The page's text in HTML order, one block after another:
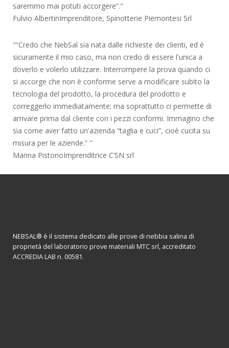
saremmo mai potuti accorgere”.
Fulvio AlbertinImprenditore, Spinotterie Piemontesi Srl
“Credo che NebSal sia nata dalle richieste dei clienti, ed è
sicuramente il mio caso, ma non credo di essere l'unica a
doverlo e volerlo utilizzare. Interrompere la prova quando ci
si accorge che non è conforme serve a modificare subito la
tecnologia del prodotto, la procedura del prodotto e
correggerlo immediatamente; ma soprattutto ci permette di
arrivare prima dal cliente con i pezzi conformi. Immagino che
sia come aver fatto un'azienda “taglia e cuci”, cioè cucita su
misura per le aziende.”
Marina PistonoImprenditrice C’SN srl
NEBSAL® è il sistema dedicato alle prove di nebbia salina di
proprietà del laboratorio prove materiali MTC srl, accreditato
ACCREDIA LAB n. 00581.